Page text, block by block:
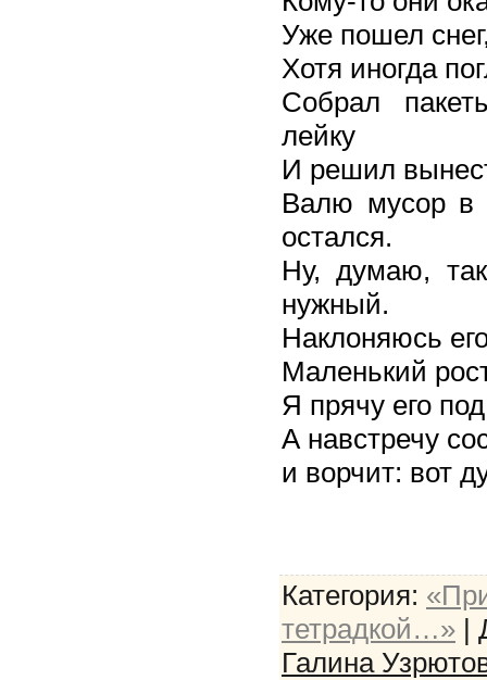
Уже пошел
Хотя иногда
Собрал
лейку
И решил
Валю мусор в
остался.
Ну, думаю,
нужный.
Наклоняюсь
Маленький
Я прячу его
А навстречу
и ворчит: вот
Категория:
тетрадкой…» |
Галина